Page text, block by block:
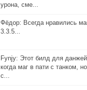
урона, сме...
Фёдор: Всегда нравились
3.3.5...
Fynjy: Этот билд для
когда маг в пати с танком,
с...